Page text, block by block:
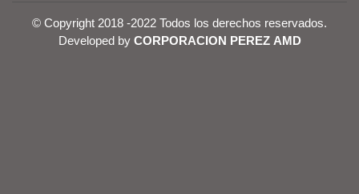
© Copyright 2018 -2022 Todos los derechos reservados.
Developed by CORPORACION PEREZ AMD